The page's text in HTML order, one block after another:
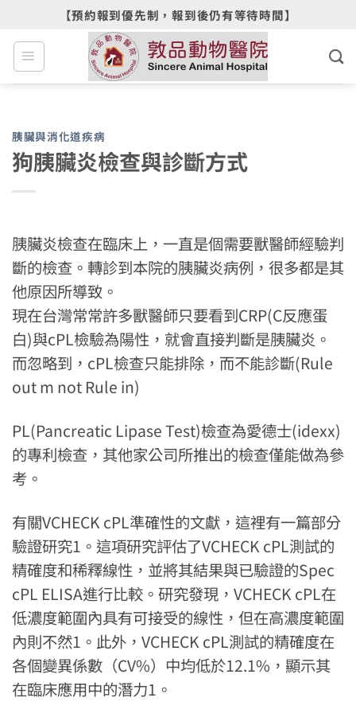
content
【預約報到優先制，報到後仍有等待時間】
胰臟與消化道疾病
狗胰臟炎檢查與診斷方式
胰臟炎檢查在臨床上，一直是個需要獸醫師經驗判
斷的檢查。轉診到本院的胰臟炎病例，很多都是其
他原因所導致。
現在台灣常常許多獸醫師只要看到CRP(C反應蛋
白)與cPL檢驗為陽性，就會直接判斷是胰臟炎。
而忽略到，cPL檢查只能排除，而不能診斷(Rule
out m not Rule in)
PL(Pancreatic Lipase Test)檢查為愛德士(idexx)
的專利檢查，其他家公司所推出的檢查僅能做為參
考。
有關VCHECK cPL準確性的文獻，這裡有一篇部分
驗證研究1。這項研究評估了VCHECK cPL測試的
精確度和稀釋線性，並將其結果與已驗證的Spec
cPL ELISA進行比較。研究發現，VCHECK cPL在
低濃度範圍內具有可接受的線性，但在高濃度範圍
內則不然1。此外，VCHECK cPL測試的精確度在
各個變異係數（CV%）中均低於12.1%，顯示其
在臨床應用中的潛力1。